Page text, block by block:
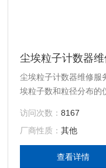
尘埃粒子计数器
尘埃粒子计数器维修服
埃粒子数和粒径分布的
电子行业、防疫站、医
半导体、环保、塑胶、
访问次数：8167
厂商性质：其他
查看详情